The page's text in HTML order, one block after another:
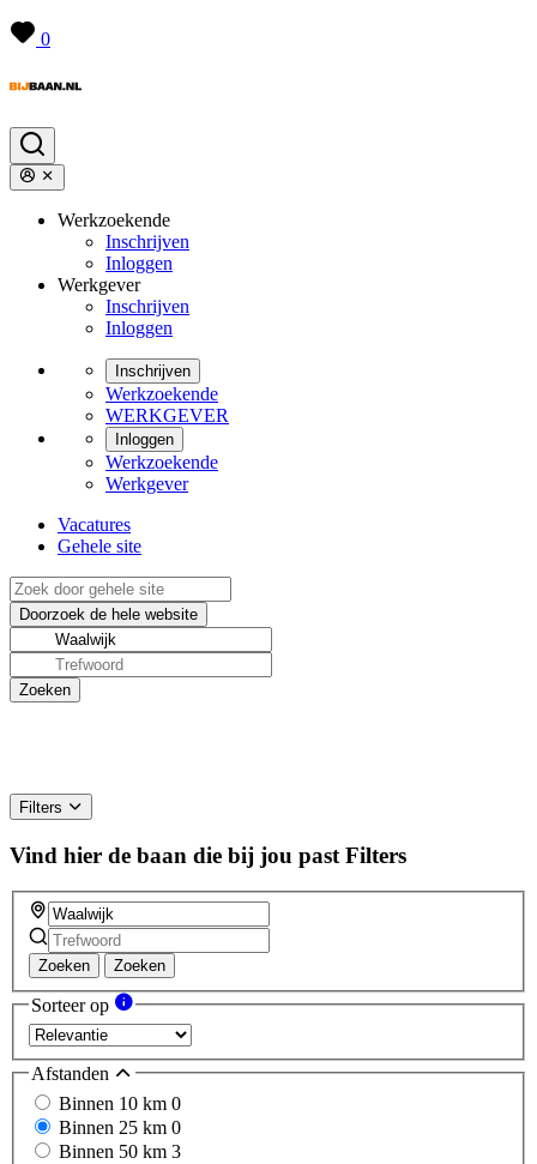
0
Werkzoekende
Inschrijven
Inloggen
Werkgever
Inschrijven
Inloggen
Inschrijven
Werkzoekende
WERKGEVER
Inloggen
Werkzoekende
Werkgever
Vacatures
Gehele site
Filters
Vind hier de baan die bij jou past Filters
Zoeken Zoeken
Sorteer op
Afstanden
Binnen 10 km 0
Binnen 25 km 0
Binnen 50 km 3